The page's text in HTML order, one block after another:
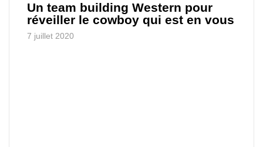
Un team building Western pour
réveiller le cowboy qui est en vous
7 juillet 2020